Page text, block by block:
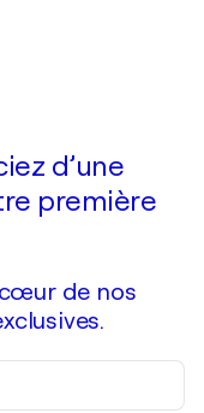
d’une
première
de nos